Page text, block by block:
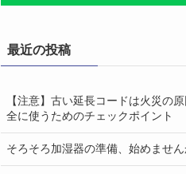
最近の投稿
【注意】古い延長コードは火災の
全に使うためのチェックポイント
そろそろ加湿器の準備、始めません